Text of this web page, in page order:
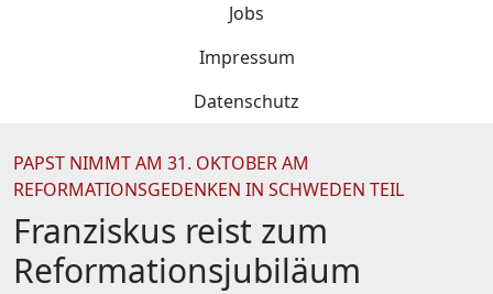
Jobs
Impressum
Datenschutz
PAPST NIMMT AM 31. OKTOBER AM
REFORMATIONSGEDENKEN IN SCHWEDEN TEIL
Franziskus reist zum
Reformationsjubiläum